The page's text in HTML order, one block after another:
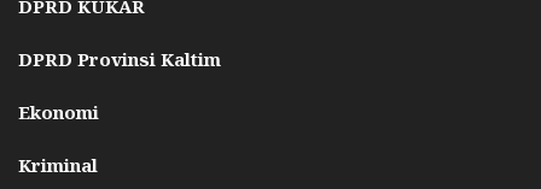
DPRD KUKAR
DPRD Provinsi Kaltim
Ekonomi
Kriminal